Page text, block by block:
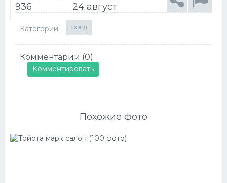
936 24 август
Категории: ФОРД
Комментарии (0)
Комментировать
Похожие фото